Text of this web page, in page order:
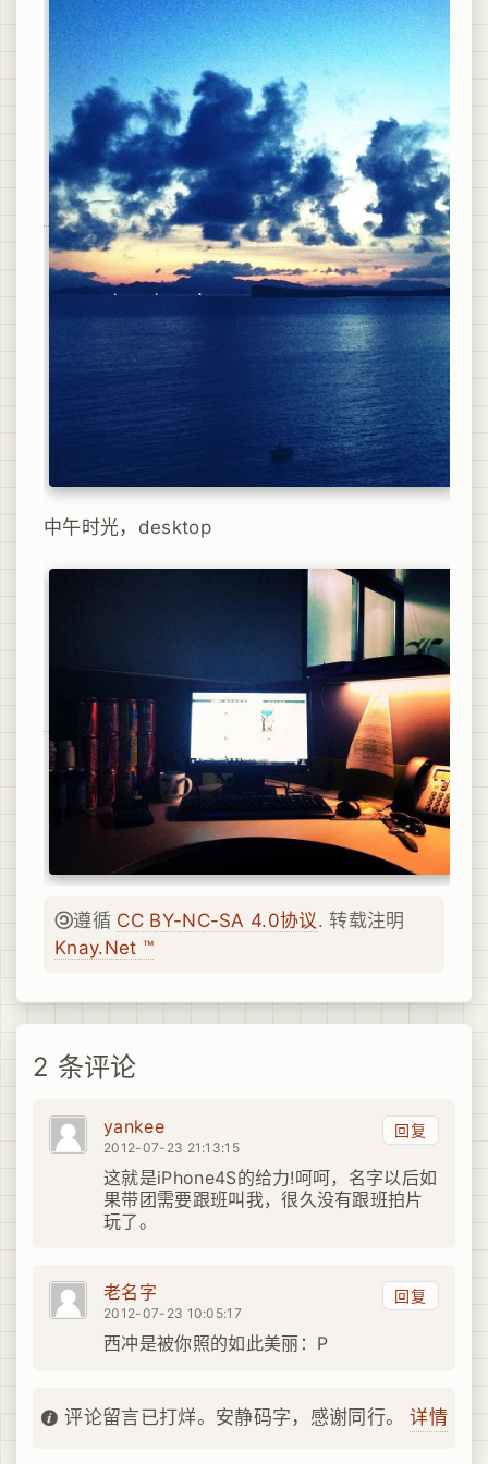
中午时光，desktop
遵循 CC BY-NC-SA 4.0协议. 转载注明
Knay.Net ™
2 条评论
回复
yankee
2012-07-23 21:13:15
这就是iPhone4S的给力!呵呵，名字以后如
果带团需要跟班叫我，很久没有跟班拍片
玩了。
回复
老名字
2012-07-23 10:05:17
西冲是被你照的如此美丽：P
评论留言已打烊。安静码字，感谢同行。 详情